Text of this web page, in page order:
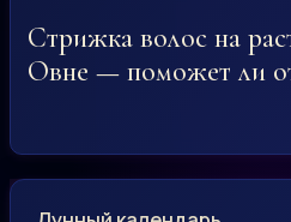
Стрижка волос на
Овне — поможет ли